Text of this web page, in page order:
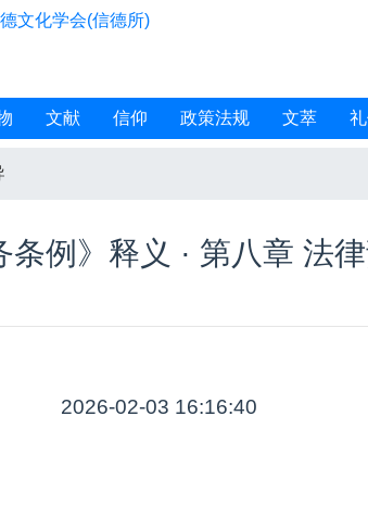
文化学会(信德所)
文献 信仰 政策法规 文萃
条例》释义 · 第八章 法
2026-02-03 16:16:40